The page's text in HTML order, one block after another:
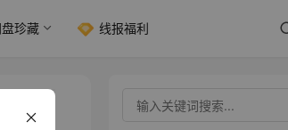
盘珍藏 线报福利